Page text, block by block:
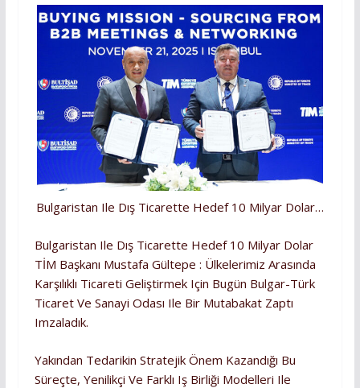
Bulgaristan Ile Dış Ticarette Hedef 10 Milyar Dolar…
Bulgaristan Ile Dış Ticarette Hedef 10 Milyar Dolar
TİM Başkanı Mustafa Gültepe : Ülkelerimiz Arasında
Karşılıklı Ticareti Geliştirmek Için Bugün Bulgar-Türk
Ticaret Ve Sanayi Odası Ile Bir Mutabakat Zaptı
Imzaladık.
Yakından Tedarikin Stratejik Önem Kazandığı Bu
Süreçte, Yenilikçi Ve Farklı Iş Birliği Modelleri Ile